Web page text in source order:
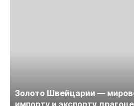
Золото Швейцарии —